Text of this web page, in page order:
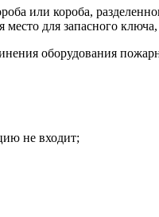
или короба,
для запасного
оборудования
не входит;